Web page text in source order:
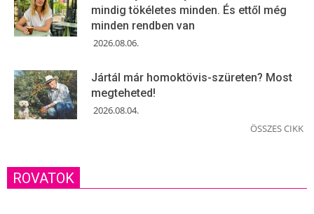
mindig tökéletes minden. És ettől még
minden rendben van
2026.08.06.
Jártál már homoktövis-szüreten? Most
megteheted!
2026.08.04.
ÖSSZES CIKK
ROVATOK